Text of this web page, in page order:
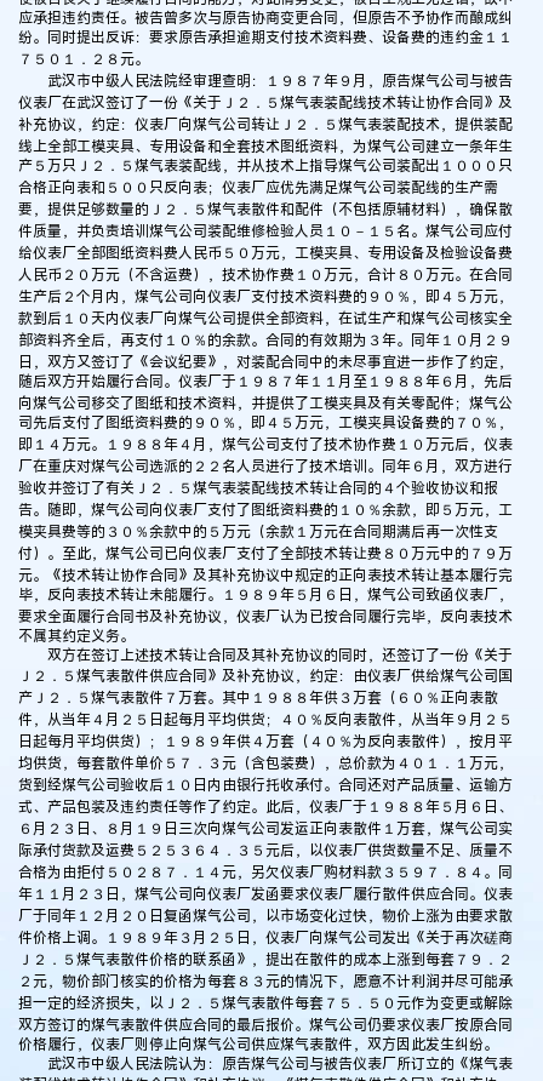
应承担违约责任。被告曾多次与原告协商变更合同，但原告不予协作而酿成纠
纷。同时提出反诉：要求原告承担逾期支付技术资料费、设备费的违约金１１
７５０１．２８元。
武汉市中级人民法院经审理查明：１９８７年９月，原告煤气公司与被告
仪表厂在武汉签订了一份《关于Ｊ２．５煤气表装配线技术转让协作合同》及
补充协议，约定：仪表厂向煤气公司转让Ｊ２．５煤气表装配技术，提供装配
线上全部工模夹具、专用设备和全套技术图纸资料，为煤气公司建立一条年生
产５万只Ｊ２．５煤气表装配线，并从技术上指导煤气公司装配出１０００只
合格正向表和５００只反向表；仪表厂应优先满足煤气公司装配线的生产需
要，提供足够数量的Ｊ２．５煤气表散件和配件（不包括原辅材料），确保散
件质量，并负责培训煤气公司装配维修检验人员１０－１５名。煤气公司应付
给仪表厂全部图纸资料费人民币５０万元，工模夹具、专用设备及检验设备费
人民币２０万元（不含运费），技术协作费１０万元，合计８０万元。在合同
生产后２个月内，煤气公司向仪表厂支付技术资料费的９０％，即４５万元，
款到后１０天内仪表厂向煤气公司提供全部资料，在试生产和煤气公司核实全
部资料齐全后，再支付１０％的余款。合同的有效期为３年。同年１０月２９
日，双方又签订了《会议纪要》，对装配合同中的未尽事宜进一步作了约定，
随后双方开始履行合同。仪表厂于１９８７年１１月至１９８８年６月，先后
向煤气公司移交了图纸和技术资料，并提供了工模夹具及有关零配件；煤气公
司先后支付了图纸资料费的９０％，即４５万元，工模夹具设备费的７０％，
即１４万元。１９８８年４月，煤气公司支付了技术协作费１０万元后，仪表
厂在重庆对煤气公司选派的２２名人员进行了技术培训。同年６月，双方进行
验收并签订了有关Ｊ２．５煤气表装配线技术转让合同的４个验收协议和报
告。随即，煤气公司向仪表厂支付了图纸资料费的１０％余款，即５万元，工
模夹具费等的３０％余款中的５万元（余款１万元在合同期满后再一次性支
付）。至此，煤气公司已向仪表厂支付了全部技术转让费８０万元中的７９万
元。《技术转让协作合同》及其补充协议中规定的正向表技术转让基本履行完
毕，反向表技术转让未能履行。１９８９年５月６日，煤气公司致函仪表厂，
要求全面履行合同书及补充协议，仪表厂认为已按合同履行完毕，反向表技术
不属其约定义务。
双方在签订上述技术转让合同及其补充协议的同时，还签订了一份《关于
Ｊ２．５煤气表散件供应合同》及补充协议，约定：由仪表厂供给煤气公司国
产Ｊ２．５煤气表散件７万套。其中１９８８年供３万套（６０％正向表散
件，从当年４月２５日起每月平均供货；４０％反向表散件，从当年９月２５
日起每月平均供货）；１９８９年供４万套（４０％为反向表散件），按月平
均供货，每套散件单价５７．３元（含包装费），总价款为４０１．１万元，
货到经煤气公司验收后１０日内由银行托收承付。合同还对产品质量、运输方
式、产品包装及违约责任等作了约定。此后，仪表厂于１９８８年５月６日、
６月２３日、８月１９日三次向煤气公司发运正向表散件１万套，煤气公司实
际承付货款及运费５２５３６４．３５元后，以仪表厂供货数量不足、质量不
合格为由拒付５０２８７．１４元，另欠仪表厂购材料款３５９７．８４。同
年１１月２３日，煤气公司向仪表厂发函要求仪表厂履行散件供应合同。仪表
厂于同年１２月２０日复函煤气公司，以市场变化过快，物价上涨为由要求散
件价格上调。１９８９年３月２５日，仪表厂向煤气公司发出《关于再次磋商
Ｊ２．５煤气表散件价格的联系函》，提出在散件的成本上涨到每套７９．２
２元，物价部门核实的价格为每套８３元的情况下，愿意不计利润并尽可能承
担一定的经济损失，以Ｊ２．５煤气表散件每套７５．５０元作为变更或解除
双方签订的煤气表散件供应合同的最后报价。煤气公司仍要求仪表厂按原合同
价格履行，仪表厂则停止向煤气公司供应煤气表散件，双方因此发生纠纷。
武汉市中级人民法院认为：原告煤气公司与被告仪表厂所订立的《煤气表